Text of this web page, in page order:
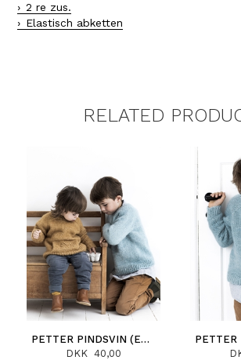
2 re zus.
Elastisch abketten
RELATED
PETTER PINDSVIN (ENGLISH)
DKK 40,00